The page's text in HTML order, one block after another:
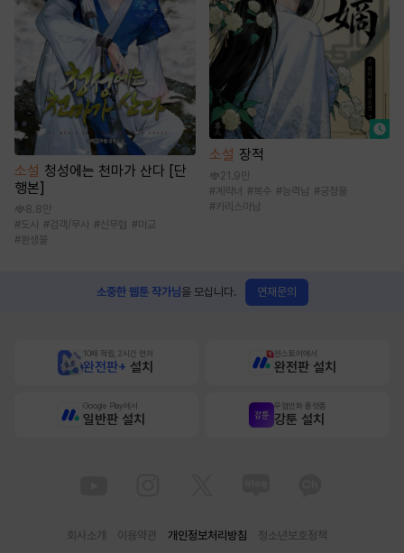
소설 청성에는 천마가 산다 [단
행본]
8.8만
#도사 #검객/무사 #신무협 #마교
# 환생물
소설 장적
21.9만
#계략녀 #복수 #능력남 #궁정물
#카리스마남
소중한 웹툰 작가님을 모십니다. 연재문의
10배 적립, 2시간 먼저
완전판+ 설치
원스토어에서
완전판 설치
Google Play에서
일반판 설치
무협만화 플랫폼
강툰 설치
회사소개 이용약관 개인정보처리방침
청소년보호정책